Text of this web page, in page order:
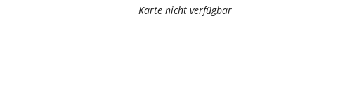
Karte nicht verfügbar